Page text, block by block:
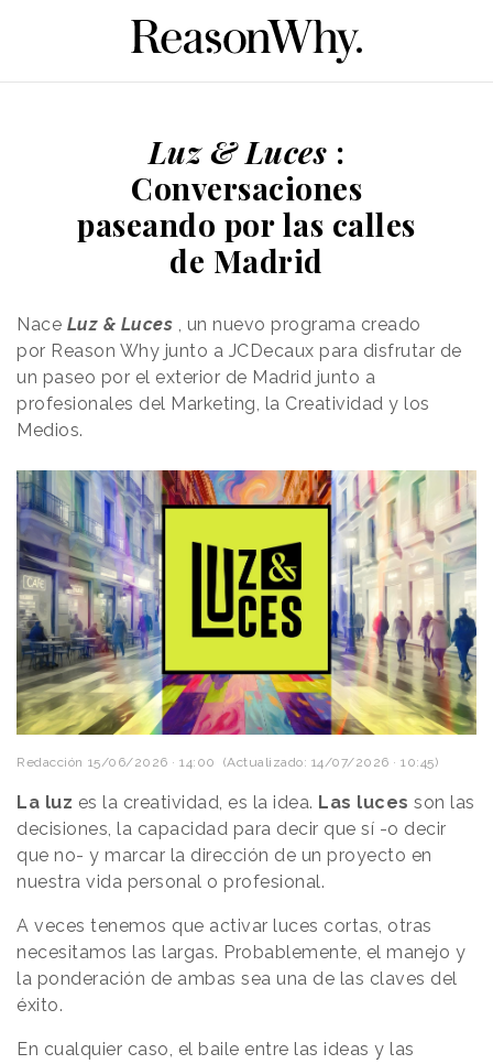
Luz & Luces :
Conversaciones
paseando por las calles
de Madrid
Nace Luz & Luces
, un nuevo programa creado
por Reason Why junto a JCDecaux para disfrutar de
un paseo por el exterior de Madrid junto a
profesionales del Marketing, la Creatividad y los
Medios.
Redacción 15/06/2026 · 14:00 (Actualizado: 14/07/2026 · 10:45)
La luz es la creatividad, es la idea. Las luces son las
decisiones, la capacidad para decir que sí -o decir
que no- y marcar la dirección de un proyecto en
nuestra vida personal o profesional.
A veces tenemos que activar luces cortas, otras
necesitamos las largas. Probablemente, el manejo y
la ponderación de ambas sea una de las claves del
éxito.
En cualquier caso, el baile entre las ideas y las